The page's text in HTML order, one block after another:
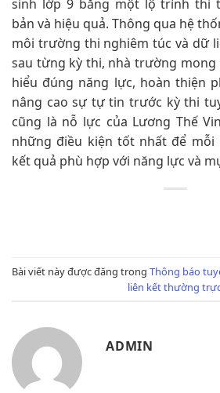
sinh lớp 9 bằng một lộ trình thi
bản và hiệu quả. Thông qua hệ
môi trường thi nghiêm túc và dữ
sau từng kỳ thi, nhà trường mong
hiểu đúng năng lực, hoàn thiện
nâng cao sự tự tin trước kỳ thi
cũng là nỗ lực của Lương Thế
những điều kiện tốt nhất để mỗi
kết quả phù hợp với năng lực và
Bài viết này được đăng trong Thông báo
liên kết thường
ADMIN